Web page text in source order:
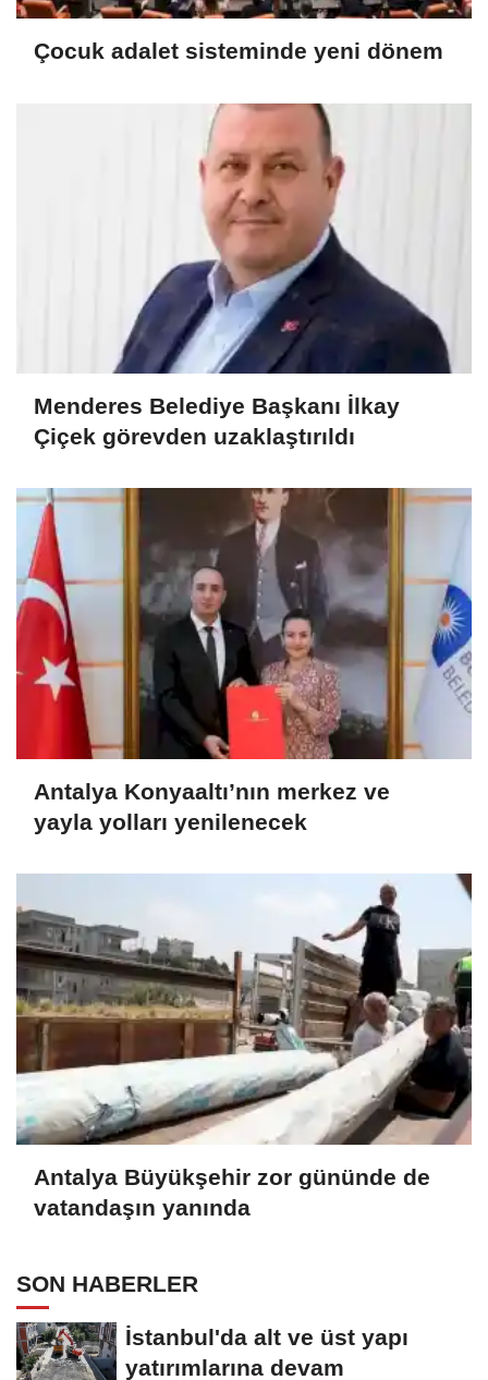
Çocuk adalet sisteminde yeni dönem
Menderes Belediye Başkanı İlkay
Çiçek görevden uzaklaştırıldı
Antalya Konyaaltı’nın merkez ve
yayla yolları yenilenecek
Antalya Büyükşehir zor gününde de
vatandaşın yanında
SON HABERLER
İstanbul'da alt ve üst yapı
yatırımlarına devam